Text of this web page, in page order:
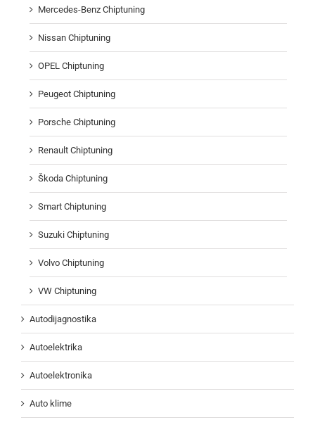
Mercedes-Benz Chiptuning
Nissan Chiptuning
OPEL Chiptuning
Peugeot Chiptuning
Porsche Chiptuning
Renault Chiptuning
Škoda Chiptuning
Smart Chiptuning
Suzuki Chiptuning
Volvo Chiptuning
VW Chiptuning
Autodijagnostika
Autoelektrika
Autoelektronika
Auto klime